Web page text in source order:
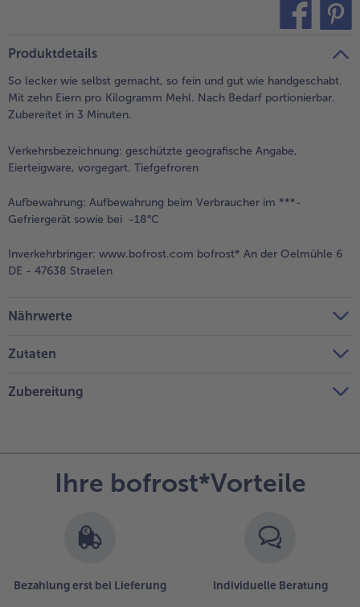
- 5 € beim Kauf von 7 Schlemmermenüs nach Wahl
Produktdetails
So lecker wie selbst gemacht, so fein und gut wie handgeschabt.
Mit zehn Eiern pro Kilogramm Mehl. Nach Bedarf portionierbar.
Zubereitet in 3 Minuten.
Verkehrsbezeichnung: geschützte geografische Angabe,
Eierteigware, vorgegart. Tiefgefroren
Aufbewahrung: Aufbewahrung beim Verbraucher im ***-
Gefriergerät sowie bei -18°C
Inverkehrbringer: www.bofrost.com bofrost* An der Oelmühle 6
DE - 47638 Straelen
Nährwerte
Zutaten
Zubereitung
Ihre bofrost*Vorteile
Bezahlung erst bei Lieferung Individuelle Beratung